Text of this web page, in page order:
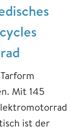
Mit 145
ist der